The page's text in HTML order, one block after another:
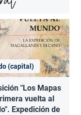
(capital)
"Los Mapas
vuelta al
Expedición de